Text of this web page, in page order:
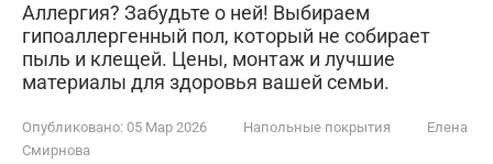
Аллергия? Забудьте о ней! Выбираем
гипоаллергенный пол, который не собирает
пыль и клещей. Цены, монтаж и лучшие
материалы для здоровья вашей семьи.
Опубликовано: 05 Мар 2026 Напольные покрытия
Елена
Смирнова